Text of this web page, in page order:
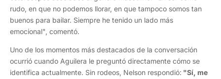
rudo, en que no podemos llorar, en que tampoco somos tan
buenos para bailar. Siempre he tenido un lado más
emocional", comentó.
Uno de los momentos más destacados de la conversación
ocurrió cuando Aguilera le preguntó directamente cómo se
identifica actualmente. Sin rodeos, Nelson respondió: "Sí, me